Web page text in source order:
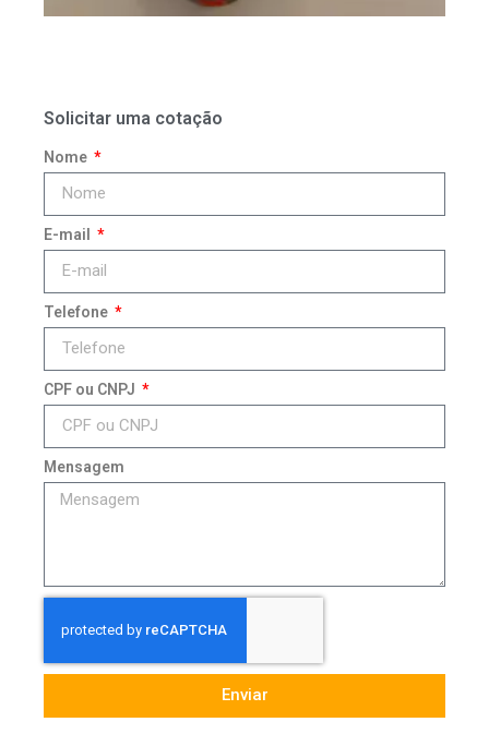
Solicitar uma cotação
Nome
E-mail
Telefone
CPF ou CNPJ
Mensagem
Enviar